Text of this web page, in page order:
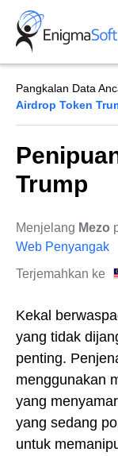
Skip
content
Pangkalan Data
Airdrop Token
Trump
Menjelang Mezo
Web Penyangak
Terjemahkan ke
Kekal
yang tidak
penting.
menggunakan
yang
yang sedang
untuk